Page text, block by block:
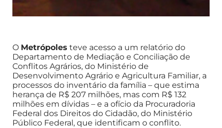
O Metrópoles teve acesso a um relatório do
Departamento de Mediação e Conciliação de
Conflitos Agrários, do Ministério de
Desenvolvimento Agrário e Agricultura Familiar, a
processos do inventário da família – que estima
herança de R$ 207 milhões, mas com R$ 132
milhões em dívidas – e a ofício da Procuradoria
Federal dos Direitos do Cidadão, do Ministério
Público Federal, que identificam o conflito.